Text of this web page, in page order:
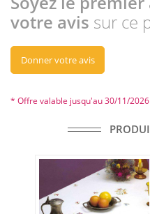
votre avis sur ce
Donner votre avis
* Offre valable jusqu'au 30/11/2026